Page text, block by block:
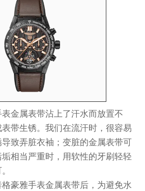
金属表带沾上了汗水而放置不
带生锈。我们在流汗时，很容易
致弄脏衣袖；变脏的金属表带可
相当严重时，用软性的牙刷轻轻
豪雅手表金属表带后，为避免水